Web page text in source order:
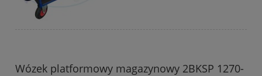
Wózek platformowy magazynowy 2BKSP 1270-